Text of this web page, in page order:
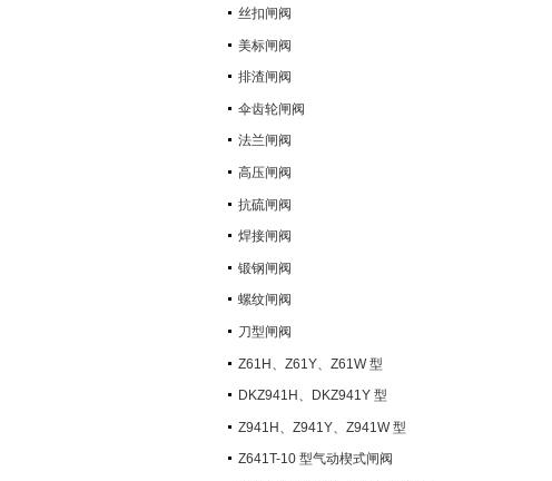
丝扣闸阀
美标闸阀
排渣闸阀
伞齿轮闸阀
法兰闸阀
高压闸阀
抗硫闸阀
焊接闸阀
锻钢闸阀
螺纹闸阀
刀型闸阀
Z61H、Z61Y、Z61W 型
PN100~PN160 承插焊楔式闸阀
DKZ941H、DKZ941Y 型
PN10~PN100 钢制真空闸阀
Z941H、Z941Y、Z941W 型
PN100~PN200 钢制电动楔式闸阀
Z641T-10 型气动楔式闸阀